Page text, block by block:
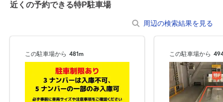
近くの予約できる特P駐車場
周辺の検索結果を見る
この駐車場から 481m この駐車場から